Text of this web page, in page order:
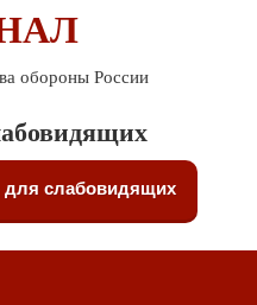
обороны России
слабовидящих